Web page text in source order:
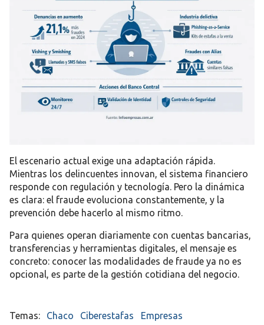
El escenario actual exige una adaptación rápida.
Mientras los delincuentes innovan, el sistema financiero
responde con regulación y tecnología. Pero la dinámica
es clara: el fraude evoluciona constantemente, y la
prevención debe hacerlo al mismo ritmo.
Para quienes operan diariamente con cuentas bancarias,
transferencias y herramientas digitales, el mensaje es
concreto: conocer las modalidades de fraude ya no es
opcional, es parte de la gestión cotidiana del negocio.
Chaco Ciberestafas
Empresas